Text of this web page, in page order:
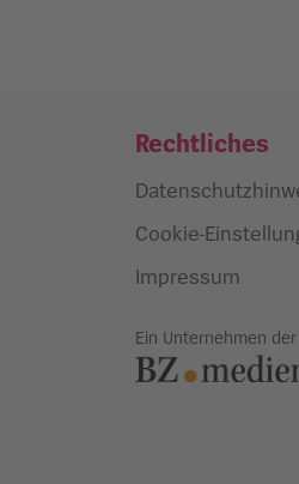
Rechtliches
Cookie-
Impressum
Ein Unternehmen der